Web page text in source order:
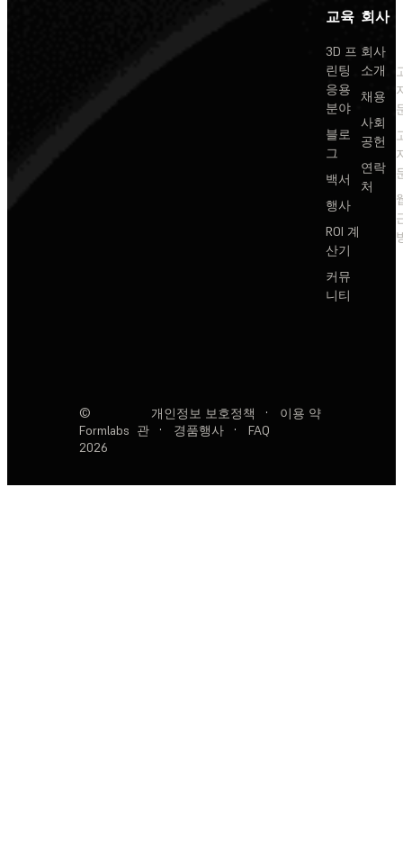
교육
3D 프
린팅
응용
분야
블로
그
백서
행사
ROI 계
산기
커뮤
니티
회사
회사
소개
채용
사회
공헌
연락
처
©
Formlabs
2026
개인정보 보호정책 ·
이용 약
관
· 경품행사 · FAQ